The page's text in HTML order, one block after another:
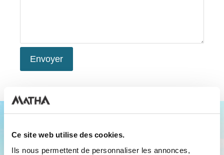
Ce site web utilise des cookies.
Ils nous permettent de personnaliser les annonces,
Rejoignez-nous maintenant!